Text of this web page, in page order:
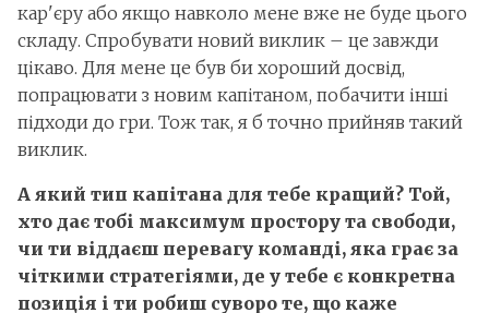
кар'єру або якщо навколо мене вже не буде цього
складу. Спробувати новий виклик – це завжди
цікаво. Для мене це був би хороший досвід,
попрацювати з новим капітаном, побачити інші
підходи до гри. Тож так, я б точно прийняв такий
виклик.
А який тип капітана для тебе кращий? Той,
хто дає тобі максимум простору та свободи,
чи ти віддаєш перевагу команді, яка грає за
чіткими стратегіями, де у тебе є конкретна
позиція і ти робиш суворо те, що каже